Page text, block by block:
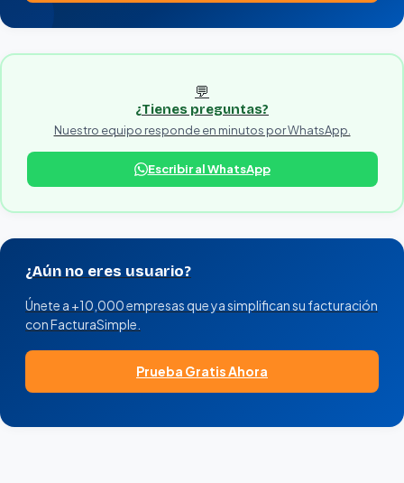
💬
¿Tienes preguntas?
Nuestro equipo responde en minutos por WhatsApp.
Escribir al WhatsApp
¿Aún no eres usuario?
Únete a +10,000 empresas que ya simplifican su facturación
con FacturaSimple.
Prueba Gratis Ahora